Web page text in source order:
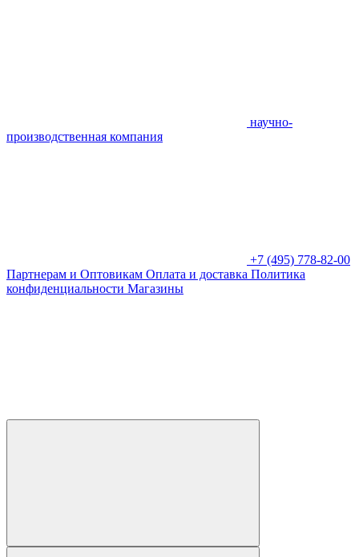
научно-
производственная компания
+7 (495) 778-82-00
Партнерам и Оптовикам Оплата и доставка Политика
конфиденциальности Магазины